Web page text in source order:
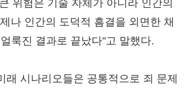
위험은 기술 자체가 아니라 인간의
나 인간의 도덕적 흠결을 외면한 채
룩진 결과로 끝났다"고 말했다.
래 시나리오들은 공통적으로 죄 문제